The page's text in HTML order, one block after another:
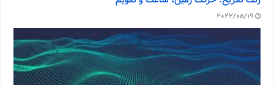
2022/05/19